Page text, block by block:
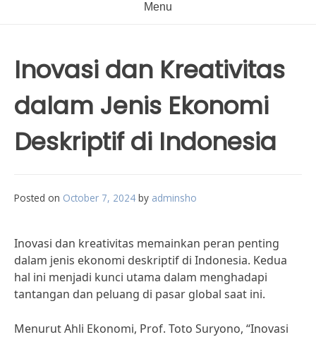
Menu
Inovasi dan Kreativitas
dalam Jenis Ekonomi
Deskriptif di Indonesia
Posted on October 7, 2024 by adminsho
Inovasi dan kreativitas memainkan peran penting
dalam jenis ekonomi deskriptif di Indonesia. Kedua
hal ini menjadi kunci utama dalam menghadapi
tantangan dan peluang di pasar global saat ini.
Menurut Ahli Ekonomi, Prof. Toto Suryono, “Inovasi